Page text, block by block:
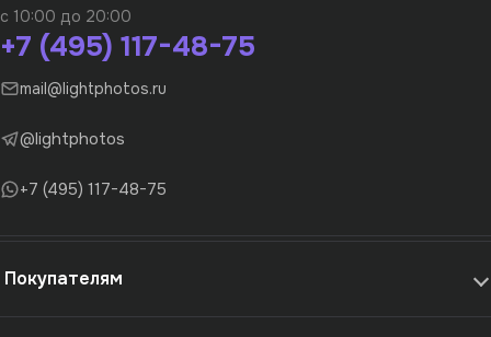
с 10:00 до 20:00
+7 (495) 117-48-75
mail@lightphotos.ru
@lightphotos
+7 (495) 117-48-75
Покупателям